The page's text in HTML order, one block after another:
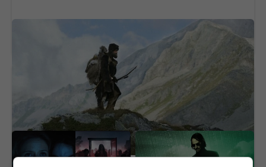
Ötzi prekvapil vedeckú obec. Na tele 5 300
rokov starého muža objavili život
Horor, ktorý desil celú
generáciu, je späť. Nový
OFICIÁLNE: Matrix
dostane nový film,